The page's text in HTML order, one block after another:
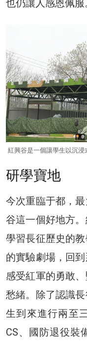
也仍讓人感恩佩服
紅興谷是一個讓學生以沉浸
研學寶地
今次重臨于都，
谷這一個好地方
學習長征歷史的
的實驗劇場，回
感受紅軍的勇敢
愁緒。除了認識
生到來進行兩至
CS、國防退役裝